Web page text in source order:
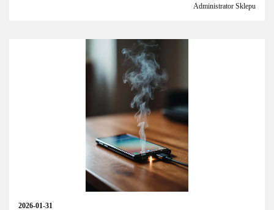
Administrator Sklepu
2026-01-31